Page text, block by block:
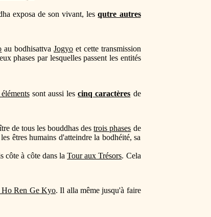
exposa de son vivant, lesqutre autres
au bodhisattvaJogyo et cette transmission
phases par lesquelles passent les entités
sont aussi lescinq caractères de
de tous les bouddhas destrois phases de
êtres humains d'atteindre la bodhéité, sa
côte à côte dans laTour aux Trésors. Cela
Ren Ge Kyo. Il alla même jusqu'à faire